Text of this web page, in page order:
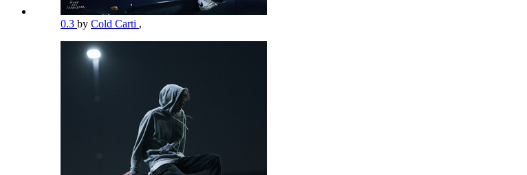
0.3 by Cold Carti ,